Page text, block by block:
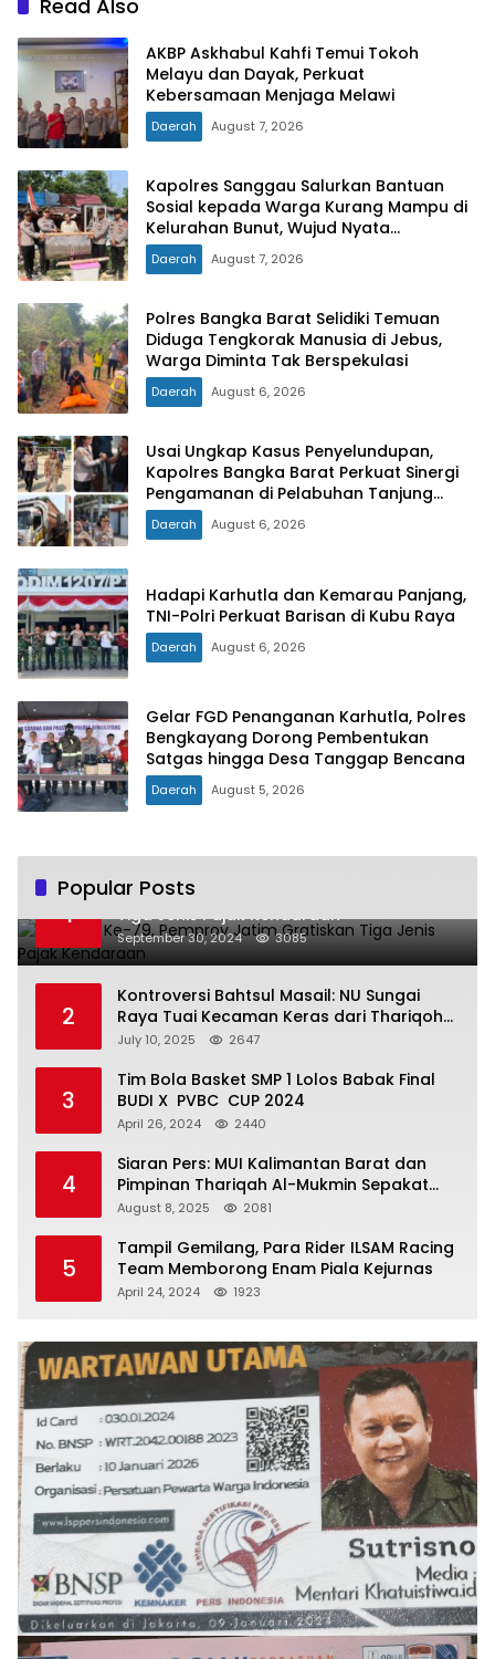
Read Also
AKBP Askhabul Kahfi Temui Tokoh
Melayu dan Dayak, Perkuat
Kebersamaan Menjaga Melawi
Daerah August 7, 2026
Kapolres Sanggau Salurkan Bantuan
Sosial kepada Warga Kurang Mampu di
Kelurahan Bunut, Wujud Nyata
Kepedulian Polri Hadir untuk Masyarakat
Daerah August 7, 2026
Polres Bangka Barat Selidiki Temuan
Diduga Tengkorak Manusia di Jebus,
Warga Diminta Tak Berspekulasi
Daerah August 6, 2026
Usai Ungkap Kasus Penyelundupan,
Kapolres Bangka Barat Perkuat Sinergi
Pengamanan di Pelabuhan Tanjung
Kalian
Daerah August 6, 2026
Hadapi Karhutla dan Kemarau Panjang,
TNI-Polri Perkuat Barisan di Kubu Raya
Daerah August 6, 2026
Gelar FGD Penanganan Karhutla, Polres
Bengkayang Dorong Pembentukan
Satgas hingga Desa Tanggap Bencana
Daerah August 5, 2026
Popular Posts
1
Hari Jadi Ke-79, Pemprov Jatim Gratiskan
Tiga Jenis Pajak Kendaraan
September 30, 2024 3085
2
Kontroversi Bahtsul Masail: NU Sungai
Raya Tuai Kecaman Keras dari Thariqoh
Al Mu’min
July 10, 2025 2647
3
Tim Bola Basket SMP 1 Lolos Babak Final
BUDI X PVBC CUP 2024
April 26, 2024 2440
4
Siaran Pers: MUI Kalimantan Barat dan
Pimpinan Thariqah Al-Mukmin Sepakat
Jaga Umat
August 8, 2025 2081
5
Tampil Gemilang, Para Rider ILSAM Racing
Team Memborong Enam Piala Kejurnas
April 24, 2024 1923